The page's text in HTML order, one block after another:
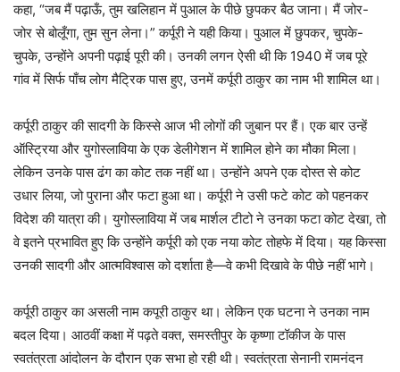
कहा, “जब मैं पढ़ाऊँ, तुम खलिहान में पुआल के पीछे छुपकर बैठ जाना। मैं जोर-
जोर से बोलूँगा, तुम सुन लेना।” कर्पूरी ने यही किया। पुआल में छुपकर, चुपके-
चुपके, उन्होंने अपनी पढ़ाई पूरी की। उनकी लगन ऐसी थी कि 1940 में जब पूरे
गांव में सिर्फ पाँच लोग मैट्रिक पास हुए, उनमें कर्पूरी ठाकुर का नाम भी शामिल था।
कर्पूरी ठाकुर की सादगी के किस्से आज भी लोगों की जुबान पर हैं। एक बार उन्हें
ऑस्ट्रिया और युगोस्लाविया के एक डेलीगेशन में शामिल होने का मौका मिला।
लेकिन उनके पास ढंग का कोट तक नहीं था। उन्होंने अपने एक दोस्त से कोट
उधार लिया, जो पुराना और फटा हुआ था। कर्पूरी ने उसी फटे कोट को पहनकर
विदेश की यात्रा की। युगोस्लाविया में जब मार्शल टीटो ने उनका फटा कोट देखा, तो
वे इतने प्रभावित हुए कि उन्होंने कर्पूरी को एक नया कोट तोहफे में दिया। यह किस्सा
उनकी सादगी और आत्मविश्वास को दर्शाता है—वे कभी दिखावे के पीछे नहीं भागे।
कर्पूरी ठाकुर का असली नाम कपूरी ठाकुर था। लेकिन एक घटना ने उनका नाम
बदल दिया। आठवीं कक्षा में पढ़ते वक्त, समस्तीपुर के कृष्णा टॉकीज के पास
स्वतंत्रता आंदोलन के दौरान एक सभा हो रही थी। स्वतंत्रता सेनानी रामनंदन